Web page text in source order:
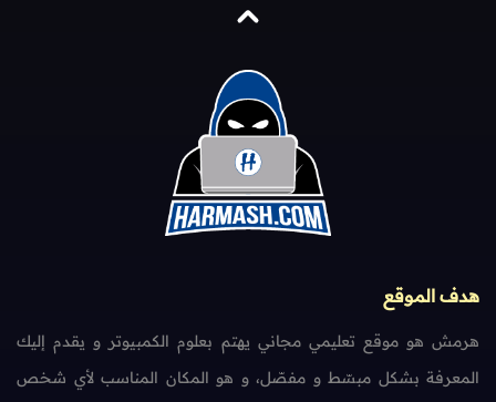
هدف الموقع
هرمش هو موقع تعليمي مجاني يهتم بعلوم الكمبيوتر و يقدم إليك
المعرفة بشكل مبسّط و مفصّل، و هو المكان المناسب لأي شخص